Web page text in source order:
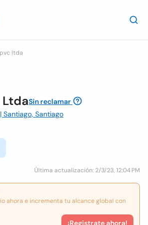
ltda
LtdaSin reclamar
Santiago, Santiago
Última actualización: 2/3/23, 12:04 PM
ahora e incrementa tu alcance global con
¡Registrate ahora!